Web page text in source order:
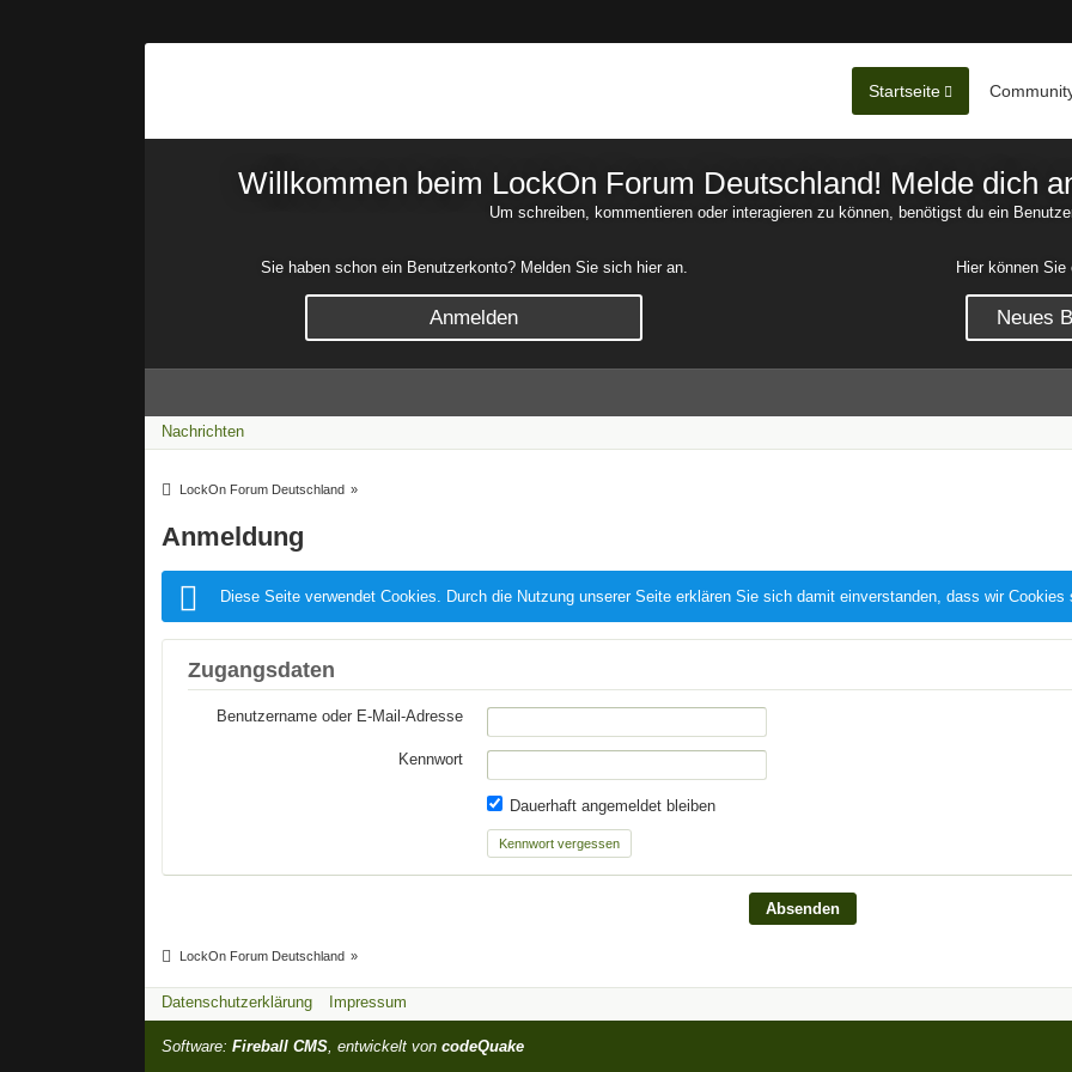
Startseite
Willkommen beim LockOn Forum Deutschland! Melde dich
Um schreiben, kommentieren oder interagieren zu können, benötigst du ein
Sie haben schon ein Benutzerkonto? Melden Sie sich hier an.
Anmelden
Hier können
Neues
Nachrichten
LockOn Forum Deutschland »
Anmeldung
Diese Seite verwendet Cookies. Durch die Nutzung unserer Seite erklären Sie sich damit einverstanden, dass wir Cookies
Zugangsdaten
Benutzername oder E-Mail-Adresse
Kennwort
Dauerhaft angemeldet bleiben
Kennwort vergessen
LockOn Forum Deutschland »
Datenschutzerklärung Impressum
Software: Fireball CMS, entwickelt von codeQuake